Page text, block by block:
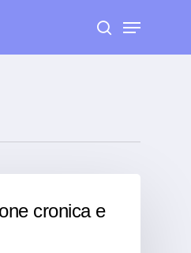
search
Menu
cronica e